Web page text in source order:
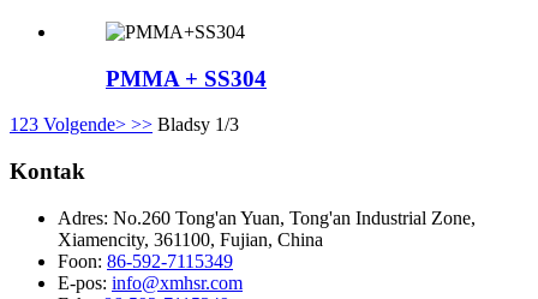
PMMA + SS304
1 23 Volgende> >> Bladsy 1/3
Kontak
Adres: No.260 Tong'an Yuan, Tong'an Industrial Zone,
Xiamencity, 361100, Fujian, China
Foon: 86-592-7115349
E-pos: info@xmhsr.com